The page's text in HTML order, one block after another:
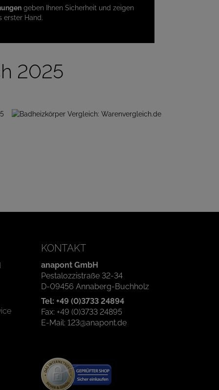
geben Ihnen Sicherheit und zeigen
erster Hand.
2025
KONTAKT
anapont GmbH
Pestalozzistraße 32-34
D-09456 Annaberg-Buchholz
Tel: +49 (0)3733 24894
Fax: +49 (0)3733 24895
E-Mail: 123@anapont.de